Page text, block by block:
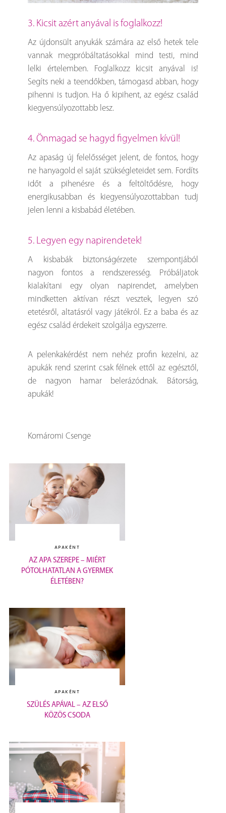
3. Kicsit azért anyával is foglalkozz!
Az újdonsült anyukák számára az első hetek tele
vannak megpróbáltatásokkal mind testi, mind
lelki értelemben. Foglalkozz kicsit anyával is!
Segíts neki a teendőkben, támogasd abban, hogy
pihenni is tudjon. Ha ő kipihent, az egész család
kiegyensúlyozottabb lesz.
4. Önmagad se hagyd figyelmen kívül!
Az apaság új felelősséget jelent, de fontos, hogy
ne hanyagold el saját szükségleteidet sem. Fordíts
időt a pihenésre és a feltöltődésre, hogy
energikusabban és kiegyensúlyozottabban tudj
jelen lenni a kisbabád életében.
5. Legyen egy napirendetek!
A kisbabák biztonságérzete szempontjából
nagyon fontos a rendszeresség. Próbáljatok
kialakítani egy olyan napirendet, amelyben
mindketten aktívan részt vesztek, legyen szó
etetésről, altatásról vagy játékról. Ez a baba és az
egész család érdekeit szolgálja egyszerre.
A pelenkakérdést nem nehéz profin kezelni, az
apukák rend szerint csak félnek ettől az egésztől,
de nagyon hamar belerázódnak. Bátorság,
apukák!
Komáromi Csenge
APAKÉNT
AZ APA SZEREPE – MIÉRT
PÓTOLHATATLAN A GYERMEK
ÉLETÉBEN?
APAKÉNT
SZÜLÉS APÁVAL – AZ ELSŐ
KÖZÖS CSODA